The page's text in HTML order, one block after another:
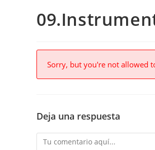
Sorry, but you're not allowed
Deja una respuesta
Comment